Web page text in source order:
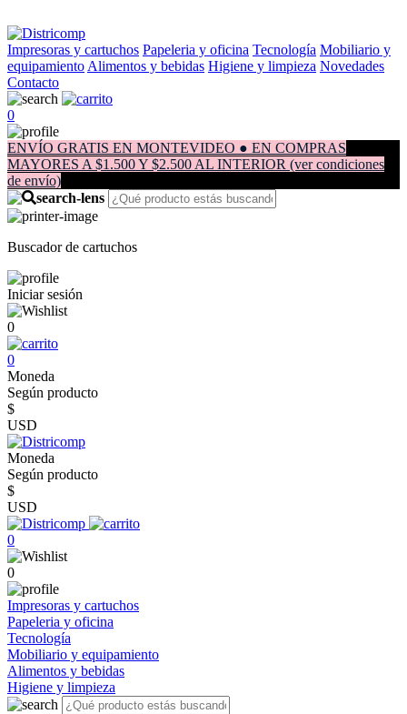
Impresoras y cartuchos Papeleria y oficina Tecnología Mobiliario y
equipamiento Alimentos y bebidas Higiene y limpieza Novedades
Contacto
0
ENVÍO GRATIS EN MONTEVIDEO ● EN COMPRAS
MAYORES A $1.500 Y $2.500 AL INTERIOR (ver condiciones
de envío)
Buscador de cartuchos
Iniciar sesión
0
0
Moneda
Según producto
$
USD
Moneda
Según producto
$
USD
0
0
Impresoras y cartuchos
Papeleria y oficina
Tecnología
Mobiliario y equipamiento
Alimentos y bebidas
Higiene y limpieza